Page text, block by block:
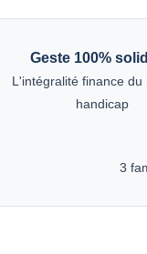
Geste 100%
L'intégralité finance du
handicap
3